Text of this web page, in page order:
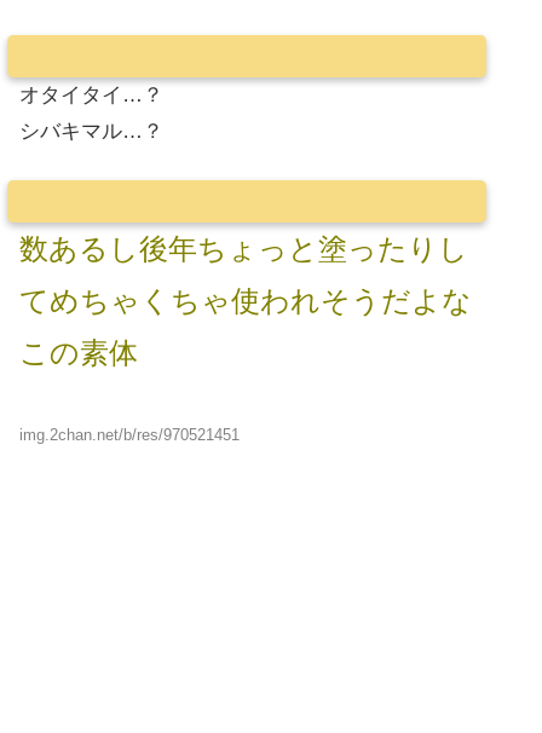
オタイタイ…？
シバキマル…？
数あるし後年ちょっと塗ったりし
てめちゃくちゃ使われそうだよな
この素体
img.2chan.net/b/res/970521451